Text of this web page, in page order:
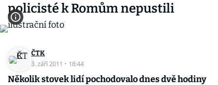
policisté k Romům nepustili
ČTK
3. září 2011 · 18:44
Několik stovek lidí pochodovalo dnes dvě hodiny